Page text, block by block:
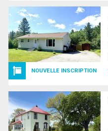
NOUVELLE INSCRIPTION